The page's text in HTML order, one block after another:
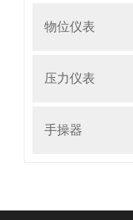
物位仪表
压力仪表
手操器